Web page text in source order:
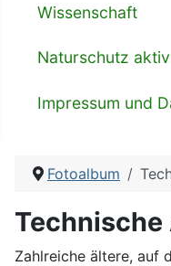
Wissenschaft
Naturschutz aktiv
Impressum und
Fotoalbum
Zahlreiche ältere, auf